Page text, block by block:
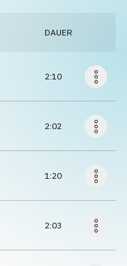
DAUER
2:10
2:02
1:20
2:03